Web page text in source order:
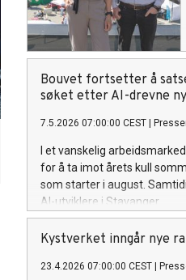
Bouvet fortsetter å
søket etter AI-drevne
7.5.2026 07:00:00 CEST
I et vanskelig
for å ta imot årets kull
som starter i august.
AI-utviklere i Stavanger.
Kystverket inngår nye
23.4.2026 07:00:00 CEST